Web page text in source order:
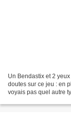
Un Bendastix et 2
doutes sur ce jeu : en
voyais pas quel autre